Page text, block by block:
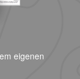
eigenen